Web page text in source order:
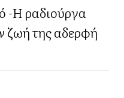
-Η ραδιούργα
ζωή της αδερφή